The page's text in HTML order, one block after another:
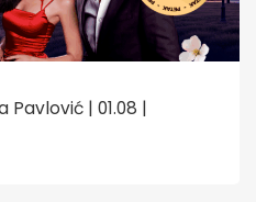
Pavlović | 01.08 |